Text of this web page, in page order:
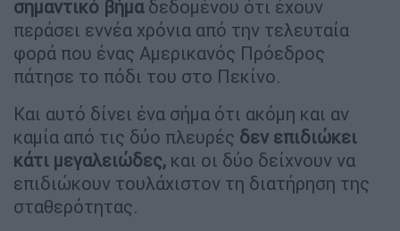
σημαντικό βήμαδεδομένου ότι έχουν
περάσει εννέα χρόνια από την τελευταία
φορά που ένας Αμερικανός Πρόεδρος
πάτησε το πόδι του στο Πεκίνο.
Και αυτό δίνει ένα σήμα ότι ακόμη και αν
καμία από τις δύο πλευρές δεν επιδιώκει
κάτι μεγαλειώδες, και οι δύο δείχνουν να
επιδιώκουν τουλάχιστον τη διατήρηση της
σταθερότητας.